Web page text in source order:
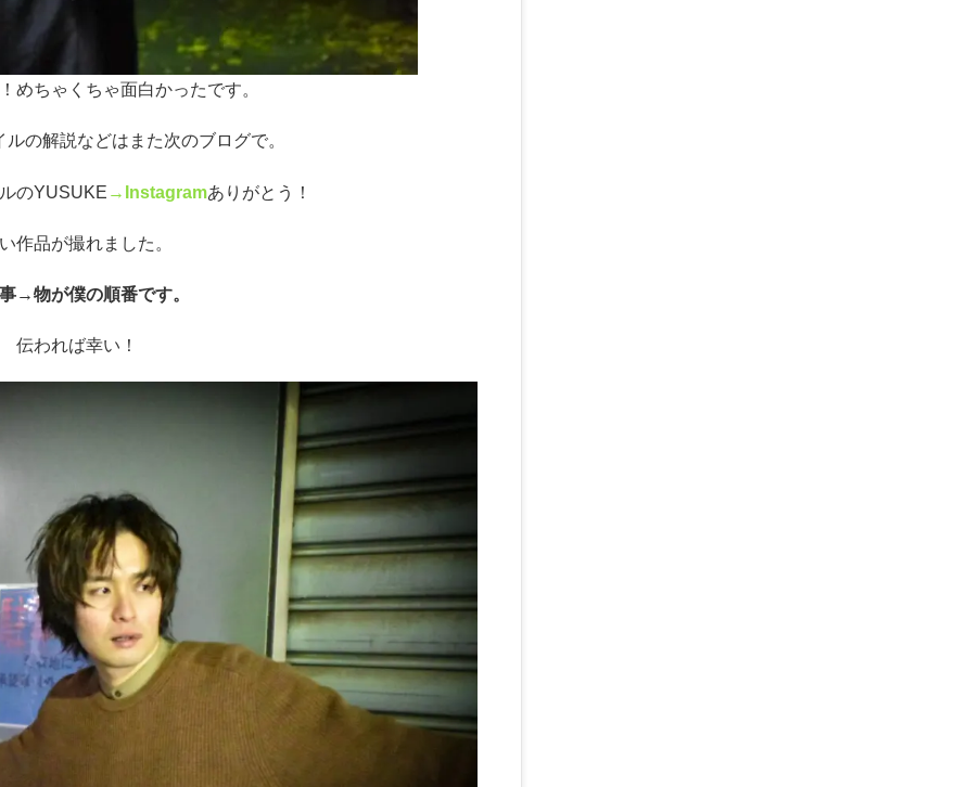
めちゃくちゃ面白かったです。
の解説などはまた次のブログで。
のYUSUKE →Instagramありがとう！
作品が撮れました。
→物が僕の順番です。
伝われば幸い！